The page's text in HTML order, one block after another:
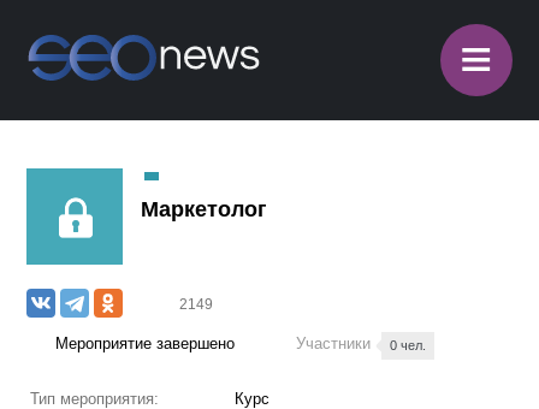
≡
Маркетолог
2149
Мероприятие завершено Участники 0 чел.
Тип мероприятия: Курс